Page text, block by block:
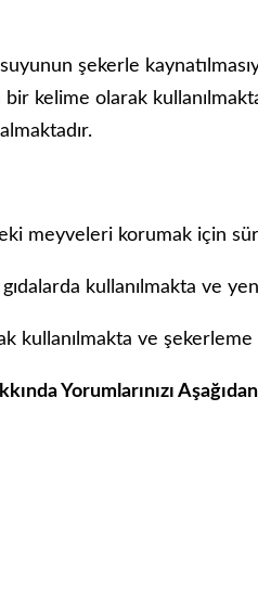
şekerle
kelime olarak
meyveleri korumak için
kullanılmakta ve
kullanılmakta ve
Yorumlarınızı